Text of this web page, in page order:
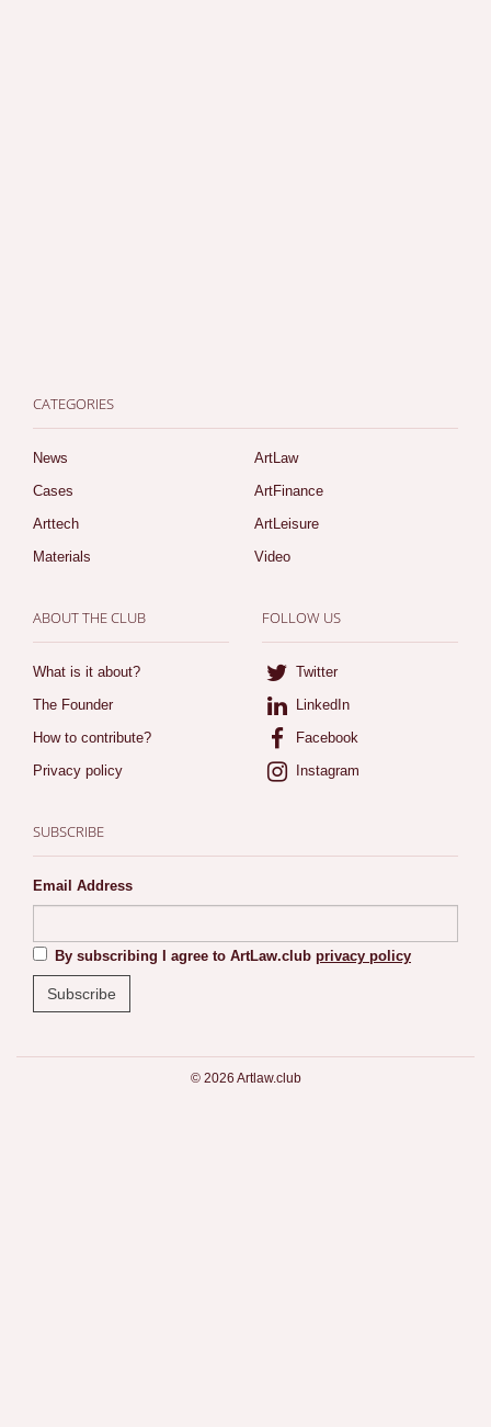
CATEGORIES
News
ArtLaw
Cases
ArtFinance
Arttech
ArtLeisure
Materials
Video
ABOUT THE CLUB
What is it about?
The Founder
How to contribute?
Privacy policy
FOLLOW US
Twitter
LinkedIn
Facebook
Instagram
SUBSCRIBE
Email Address
By subscribing I agree to ArtLaw.club privacy policy
© 2026 Artlaw.club